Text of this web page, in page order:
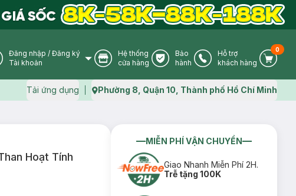
User Icon
Đăng nhập / Đăng ký
Tài khoản
Store Icon
Hệ thống
cửa hàng
Warranty Icon
Bảo
hành
Phone Icon
Hỗ trợ
khách hàng
Cart
0
Tải ứng dụng Map icon
Phường 8, Quận 10, Thành phố Hồ Chí Minh
Hoạt Tính
MIỄN PHÍ VẬN CHUYỂN
Giao Nhanh Miễn Phí 2H.
Trễ tặng 100K